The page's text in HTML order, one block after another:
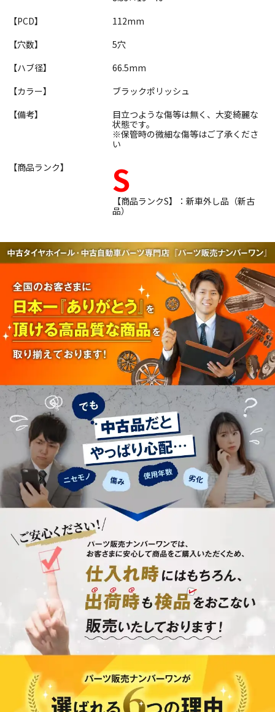
【PCD】
112mm
【穴数】
5穴
【ハブ径】
66.5mm
【カラー】
ブラックポリッシュ
【備考】
目立つような傷等は無く、大変綺麗な
状態です。
※保管時の微細な傷等はご了承くださ
い
【商品ランク】
S
【商品ランクS】：新車外し品（新古
品）